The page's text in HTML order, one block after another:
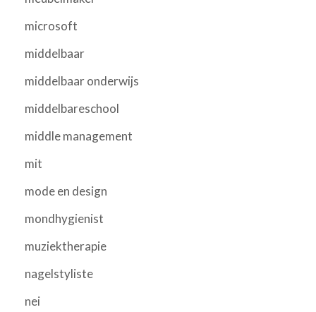
microsoft
middelbaar
middelbaar onderwijs
middelbareschool
middle management
mit
mode en design
mondhygienist
muziektherapie
nagelstyliste
nei